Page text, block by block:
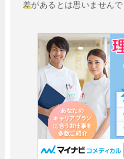
差があるとは思いませんで